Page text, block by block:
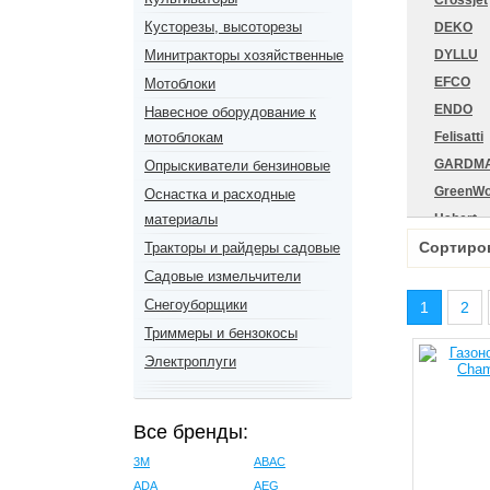
Кусторезы, высоторезы
Минитракторы хозяйственные
Мотоблоки
Навесное оборудование к
мотоблокам
Опрыскиватели бензиновые
Оснастка и расходные
материалы
Тракторы и райдеры садовые
Садовые измельчители
Снегоуборщики
Триммеры и бензокосы
Электроплуги
Все бренды:
3M
ABAC
ADA
AEG
DEKO
DYLLU
EFCO
ENDO
Felisatti
Habert
HDC
Huter
Jeta
1 2